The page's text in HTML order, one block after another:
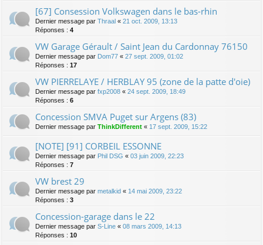
[67] Consession Volkswagen dans le bas-rhin
Dernier message par Thraal « 21 oct. 2009, 13:13
Réponses : 4
VW Garage Gérault / Saint Jean du Cardonnay 76150
Dernier message par Dom77 « 27 sept. 2009, 01:02
Réponses : 17
VW PIERRELAYE / HERBLAY 95 (zone de la patte d'oie)
Dernier message par fxp2008 « 24 sept. 2009, 18:49
Réponses : 6
Concession SMVA Puget sur Argens (83)
Dernier message par ThinkDifferent « 17 sept. 2009, 15:22
[NOTE] [91] CORBEIL ESSONNE
Dernier message par Phil DSG « 03 juin 2009, 22:23
Réponses : 7
VW brest 29
Dernier message par metalkid « 14 mai 2009, 23:22
Réponses : 3
Concession-garage dans le 22
Dernier message par S-Line « 08 mars 2009, 14:13
Réponses : 10